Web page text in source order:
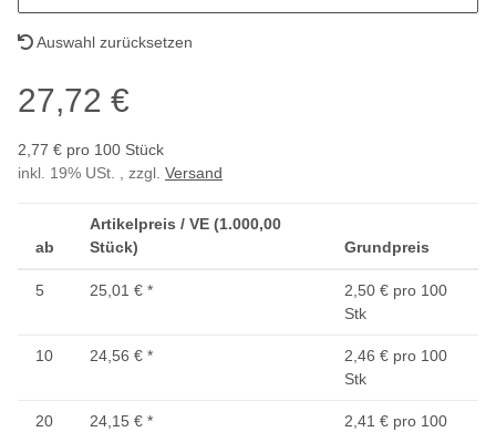
Auswahl zurücksetzen
27,72 €
2,77 € pro 100 Stück
inkl. 19% USt. , zzgl. Versand
ab
Artikelpreis / VE (1.000,00
Stück)
Grundpreis
5 25,01 € *
2,50 € pro 100
Stk
10 24,56 € *
2,46 € pro 100
Stk
20 24,15 € *
2,41 € pro 100